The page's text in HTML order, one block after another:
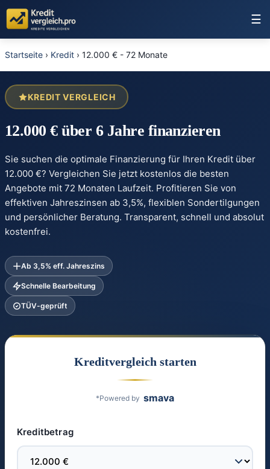
☰
Startseite › Kredit › 12.000 € - 72 Monate
KREDIT VERGLEICH
12.000 € über 6 Jahre finanzieren
Sie suchen die optimale Finanzierung für Ihren Kredit über
12.000 €? Vergleichen Sie jetzt kostenlos die besten
Angebote mit 72 Monaten Laufzeit. Profitieren Sie von
effektiven Jahreszinsen ab 3,5%, flexiblen Sondertilgungen
und persönlicher Beratung. Transparent, schnell und absolut
kostenfrei.
Ab 3,5% eff. Jahreszins
Schnelle Bearbeitung
TÜV-geprüft
Kreditvergleich starten
*Powered by smava
Kreditbetrag